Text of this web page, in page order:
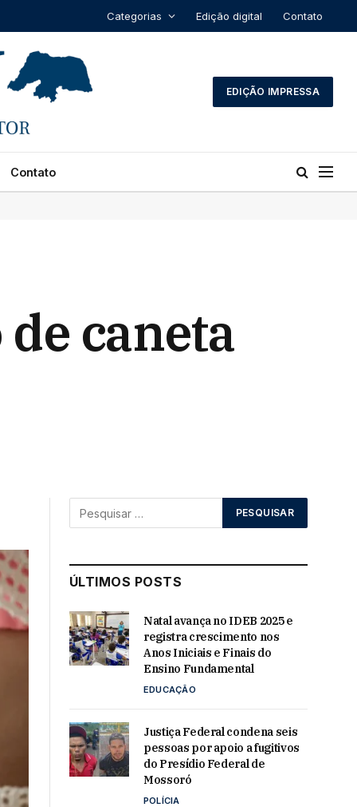
Categorias Edição digital Contato
EDIÇÃO IMPRESSA
Contato
caneta
ÚLTIMOS POSTS
Natal avança no IDEB 2025 e
registra crescimento nos
Anos Iniciais e Finais do
Ensino Fundamental
EDUCAÇÃO
Justiça Federal condena seis
pessoas por apoio a fugitivos
do Presídio Federal de
Mossoró
POLÍCIA